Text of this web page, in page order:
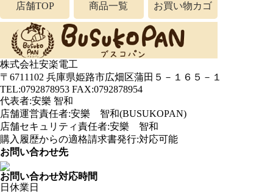
店舗TOP 商品一覧 お買い物カゴ
株式会社安楽電工
〒6711102 兵庫県姫路市広畑区蒲田５－１６５－１
TEL:0792878953 FAX:0792878954
代表者:安樂 智和
店舗運営責任者:安樂 智和(BUSUKOPAN)
店舗セキュリティ責任者:安樂 智和
購入履歴からの適格請求書発行:対応可能
お問い合わせ先
お問い合わせ対応時間
日 休業日